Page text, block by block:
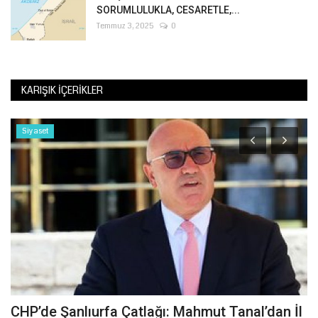
SORUMLULUKLA, CESARETLE,...
Temmuz 3, 2025 0
KARIŞIK İÇERIKLER
Siyaset
CHP’de Şanlıurfa Çatlağı: Mahmut Tanal’dan İl